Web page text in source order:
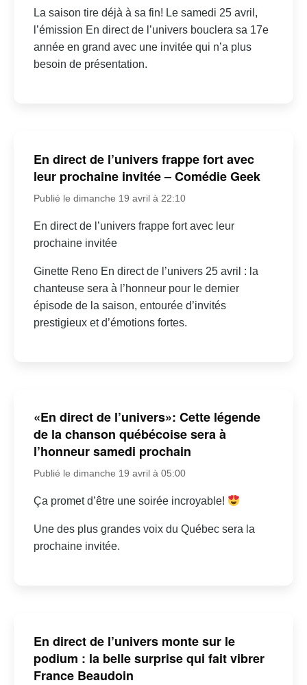
La saison tire déjà à sa fin! Le samedi 25 avril,
l’émission En direct de l’univers bouclera sa 17e
année en grand avec une invitée qui n’a plus
besoin de présentation.
En direct de l’univers frappe fort avec
leur prochaine invitée – Comédie Geek
Publié le dimanche 19 avril à 22:10
En direct de l’univers frappe fort avec leur
prochaine invitée
Ginette Reno En direct de l’univers 25 avril : la
chanteuse sera à l’honneur pour le dernier
épisode de la saison, entourée d’invités
prestigieux et d’émotions fortes.
«En direct de l’univers»: Cette légende
de la chanson québécoise sera à
l’honneur samedi prochain
Publié le dimanche 19 avril à 05:00
Ça promet d’être une soirée incroyable!
Une des plus grandes voix du Québec sera la
prochaine invitée.
En direct de l’univers monte sur le
podium : la belle surprise qui fait vibrer
France Beaudoin